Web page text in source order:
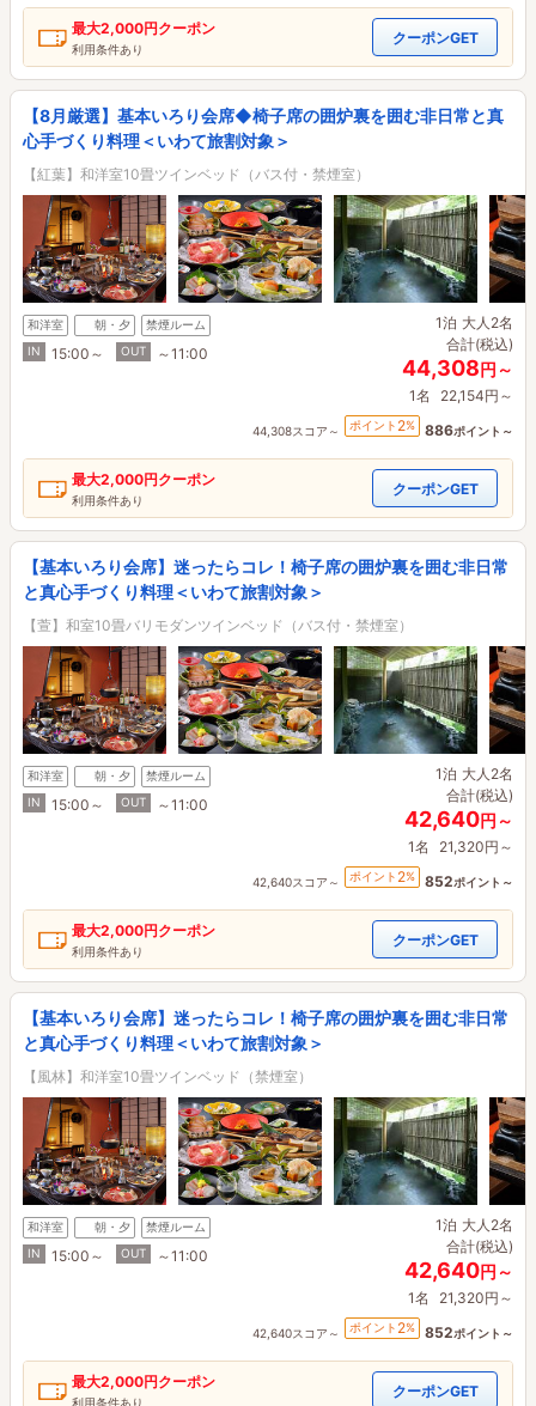
最大2,000円クーポン
利用条件あり
クーポンGET
【8月厳選】基本いろり会席◆椅子席の囲炉裏を囲む非日常と真
心手づくり料理＜いわて旅割対象＞
【紅葉】和洋室10畳ツインベッド（バス付・禁煙室）
和洋室 朝・夕
禁煙ルーム
IN
15:00～ OUT ～11:00
1泊 大人2名
合計(税込)
44,308円～
1名 22,154円～
44,308スコア～ ポイント 2% 886ポイント～
最大2,000円クーポン
利用条件あり
クーポンGET
【基本いろり会席】迷ったらコレ！椅子席の囲炉裏を囲む非日常
と真心手づくり料理＜いわて旅割対象＞
【萱】和室10畳バリモダンツインベッド（バス付・禁煙室）
和洋室 朝・夕
禁煙ルーム
IN
15:00～ OUT ～11:00
1泊 大人2名
合計(税込)
42,640円～
1名 21,320円～
42,640スコア～ ポイント 2% 852ポイント～
最大2,000円クーポン
利用条件あり
クーポンGET
【基本いろり会席】迷ったらコレ！椅子席の囲炉裏を囲む非日常
と真心手づくり料理＜いわて旅割対象＞
【風林】和洋室10畳ツインベッド（禁煙室）
和洋室 朝・夕
禁煙ルーム
IN
15:00～ OUT ～11:00
1泊 大人2名
合計(税込)
42,640円～
1名 21,320円～
42,640スコア～ ポイント 2% 852ポイント～
最大2,000円クーポン
利用条件あり
クーポンGET